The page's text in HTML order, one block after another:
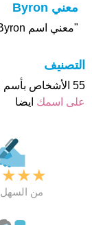
معني Byron
"معني اسم Byron هو : "في
التصنيف
55 الأشخاص بأسم Byron صوت على اسمائهم . من فضلك
على اسمك ايضا
★
★
★
من السهل